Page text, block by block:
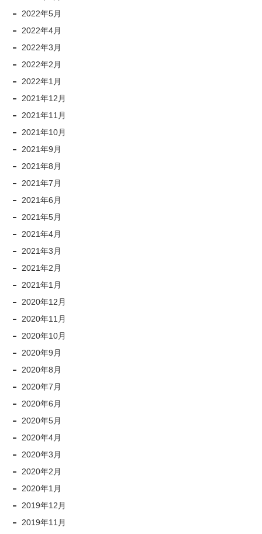
2022年5月
2022年4月
2022年3月
2022年2月
2022年1月
2021年12月
2021年11月
2021年10月
2021年9月
2021年8月
2021年7月
2021年6月
2021年5月
2021年4月
2021年3月
2021年2月
2021年1月
2020年12月
2020年11月
2020年10月
2020年9月
2020年8月
2020年7月
2020年6月
2020年5月
2020年4月
2020年3月
2020年2月
2020年1月
2019年12月
2019年11月